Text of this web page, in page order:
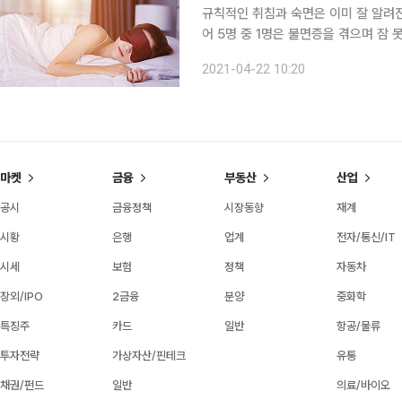
규칙적인 취침과 숙면은 이미 잘 알
어 5명 중 1명은 불면증을 겪으며 잠
수면 관련 제품과 IT 기술을 접목한 ‘
2021-04-22 10:20
마켓
공시
시황
시세
장외/IPO
특징주
투자전략
채권/펀드
금융
금융정책
은행
보험
2금융
카드
가상자산/핀테크
일반
부동산
시장동향
업계
정책
분양
일반
산업
재계
전자/통신/IT
자동차
중화학
항공/물류
유통
의료/바이오